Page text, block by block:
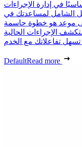
في إدارة الإجراءات
الشامل لمساعدتك في
الحصول على موعد هو خطوة حاسمة
الإجراءات الحالية
DefaultRead more